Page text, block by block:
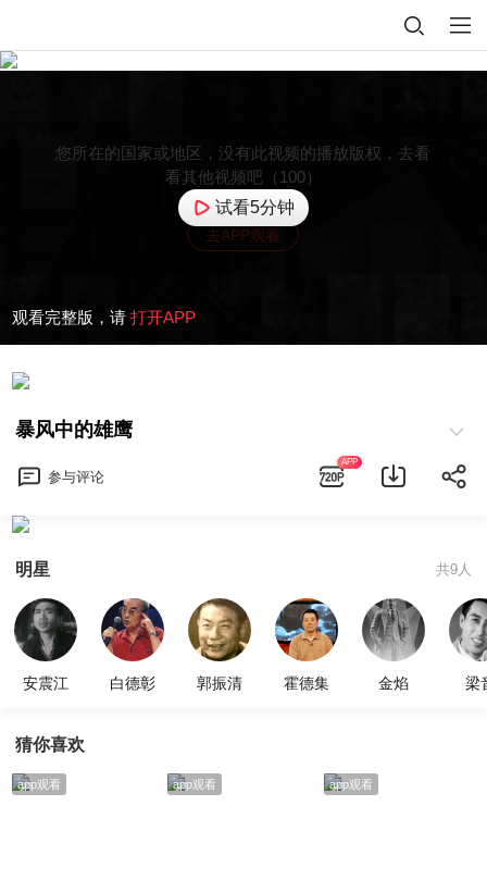
您所在的国家或地区，没有此视频的播放版权，去看
看其他视频吧（100）
去APP观看
试看5分钟
观看完整版，请 打开APP
暴风中的雄鹰
参与评论
APP
明星 共9人
安震江 白德彰 郭振清 霍德集 金焰 梁
猜你喜欢
app观看 app观看 app观看